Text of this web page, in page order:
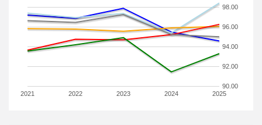
2021 2022 2023 2024 2025
90.00
92.00
94.00
96.00
98.00